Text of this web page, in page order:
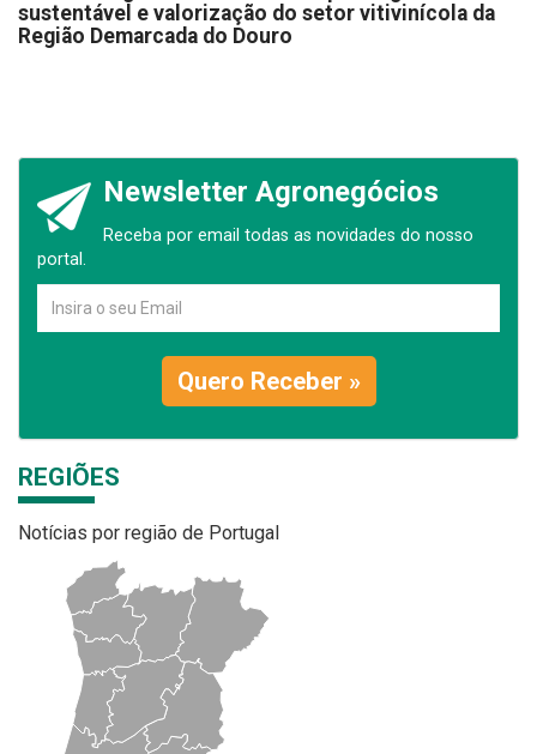
sustentável e valorização do setor vitivinícola da
Região Demarcada do Douro
Newsletter Agronegócios
Receba por email todas as novidades do nosso
portal.
Quero Receber »
REGIÕES
Notícias por região de Portugal